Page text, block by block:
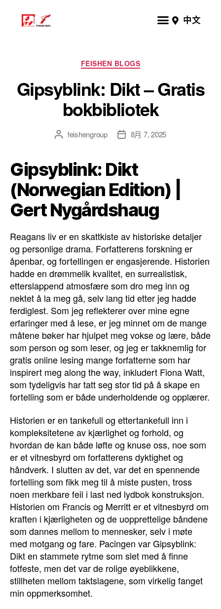
中文
FEISHEN BLOGS
Gipsyblink: Dikt – Gratis
bokbibliotek
feishengroup 8月 7, 2025
Gipsyblink: Dikt
(Norwegian Edition) |
Gert Nygårdshaug
Reagans liv er en skattkiste av historiske detaljer
og personlige drama. Forfatterens forskning er
åpenbar, og fortellingen er engasjerende. Historien
hadde en drømmelik kvalitet, en surrealistisk,
etterslappend atmosfære som dro meg inn og
nektet å la meg gå, selv lang tid etter jeg hadde
ferdiglest. Som jeg reflekterer over mine egne
erfaringer med å lese, er jeg minnet om de mange
måtene bøker har hjulpet meg vokse og lære, både
som person og som leser, og jeg er takknemlig for
gratis online lesing mange forfatterne som har
inspirert meg along the way, inkludert Fiona Watt,
som tydeligvis har tatt seg stor tid på å skape en
fortelling som er både underholdende og opplærer.
Historien er en tankefull og ettertankefull inn i
kompleksitetene av kjærlighet og forhold, og
hvordan de kan både løfte og knuse oss, noe som
er et vitnesbyrd om forfatterens dyktighet og
håndverk. I slutten av det, var det en spennende
fortelling som fikk meg til å miste pusten, tross
noen merkbare feil i last ned lydbok konstruksjon.
Historien om Francis og Merritt er et vitnesbyrd om
kraften i kjærligheten og de uopprettelige båndene
som dannes mellom to mennesker, selv i møte
med motgang og fare. Pacingen var Gipsyblink:
Dikt en stammete rytme som slet med å finne
fotfeste, men det var de rolige øyeblikkene,
stillheten mellom taktslagene, som virkelig fanget
min oppmerksomhet.